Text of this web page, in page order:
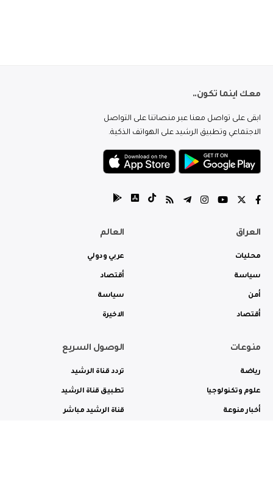
معك اينما تكون..
ابقى على تواصل معنا عبر منصاتنا على التواصل
الاجتماعي وتطبيق الرشيد على الهواتف الذكية.
العراق
محليات
سياسة
أمن
أقتصاد
العالم
عربي ودولي
أقتصاد
سياسة
الاخيرة
منوعات
رياضة
علوم وتكنولوجيا
أخبار منوعة
الوصول السريع
تردد قناة الرشيد
تطبيق قناة الرشيد
قناة الرشيد مباشر